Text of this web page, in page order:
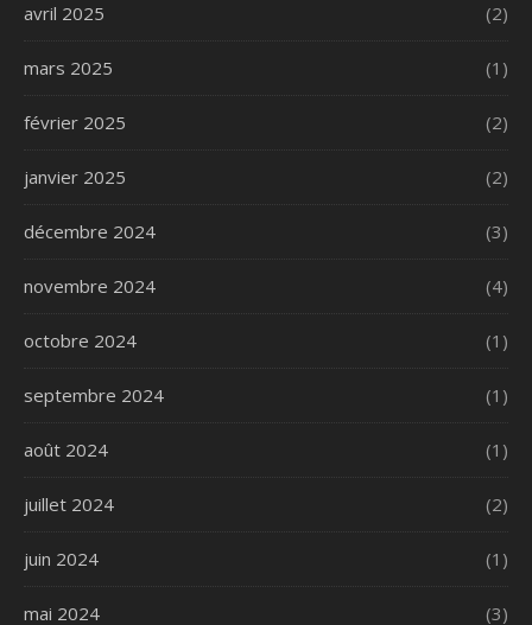
avril 2025 (2)
mars 2025 (1)
février 2025 (2)
janvier 2025 (2)
décembre 2024 (3)
novembre 2024 (4)
octobre 2024 (1)
septembre 2024 (1)
août 2024 (1)
juillet 2024 (2)
juin 2024 (1)
mai 2024 (3)